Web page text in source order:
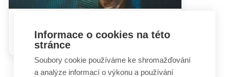
ublížit i prospět
Informace o cookies na této
stránce
Soubory cookie používáme ke shromažďování
a analýze informací o výkonu a používání